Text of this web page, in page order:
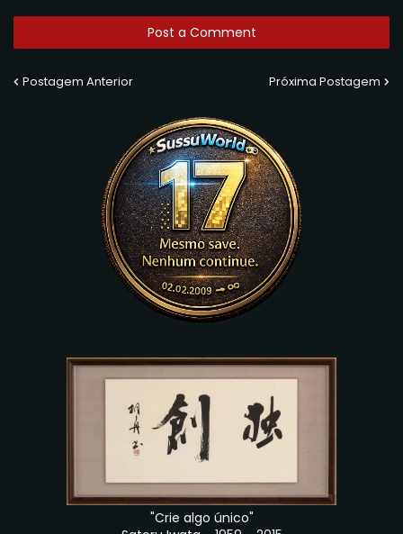
Post a Comment
Postagem Anterior Próxima Postagem
"Crie algo único"